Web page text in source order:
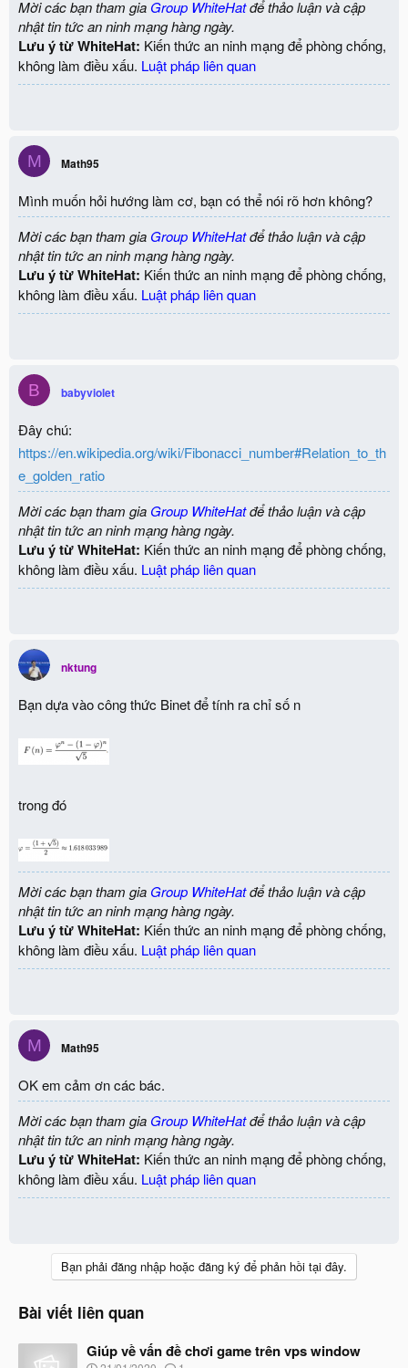
Mời các bạn tham gia Group WhiteHatđể thảo luận và cập
nhật tin tức an ninh mạng hàng ngày.
Lưu ý từ WhiteHat: Kiến thức an ninh mạng để phòng chống,
không làm điều xấu. Luật pháp liên quan
M Math95
Mình muốn hỏi hướng làm cơ, bạn có thể nói rõ hơn không?
Mời các bạn tham gia Group WhiteHatđể thảo luận và cập
nhật tin tức an ninh mạng hàng ngày.
Lưu ý từ WhiteHat: Kiến thức an ninh mạng để phòng chống,
không làm điều xấu. Luật pháp liên quan
B babyviolet
Đây chú:
https://en.wikipedia.org/wiki/Fibonacci_number#Relation_to_th
e_golden_ratio
Mời các bạn tham gia Group WhiteHatđể thảo luận và cập
nhật tin tức an ninh mạng hàng ngày.
Lưu ý từ WhiteHat: Kiến thức an ninh mạng để phòng chống,
không làm điều xấu. Luật pháp liên quan
nktung
Bạn dựa vào công thức Binet để tính ra chỉ số n
trong đó
Mời các bạn tham gia Group WhiteHatđể thảo luận và cập
nhật tin tức an ninh mạng hàng ngày.
Lưu ý từ WhiteHat: Kiến thức an ninh mạng để phòng chống,
không làm điều xấu. Luật pháp liên quan
M Math95
OK em cảm ơn các bác.
Mời các bạn tham gia Group WhiteHatđể thảo luận và cập
nhật tin tức an ninh mạng hàng ngày.
Lưu ý từ WhiteHat: Kiến thức an ninh mạng để phòng chống,
không làm điều xấu. Luật pháp liên quan
Bạn phải đăng nhập hoặc đăng ký để phản hồi tại đây.
Bài viết liên quan
Giúp về vấn đề chơi game trên vps window